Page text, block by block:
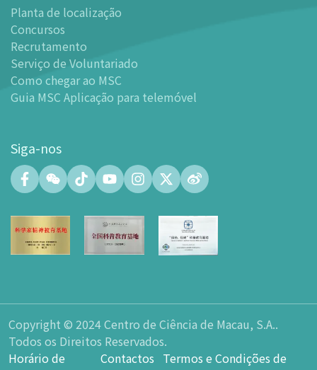
- Guia MSC Aplicação para telemóvel
Instalações
-
Mundo das Crianças
- Centro de Exibições
- Planetário
leitura
- Laboratório de Fabricação Digital (FABLAB)
- Laboratório de Redes (NetLab)
- Átrio
Zona de Aprendizagem Inteligente
Ciência e Inovação Tecnológica
- Espaço do átrio do Planetário
- Loja de Lembranças
- Parque de Estacionamento
Planta de localização
Concursos
Recrutamento
Serviço de Voluntariado
Como chegar ao MSC
Guia MSC Aplicação para telemóvel
Siga-nos
Copyright © 2024 Centro de Ciência de Macau, S.A..
Todos os Direitos Reservados.
Horário de
Contactos Termos e Condições de